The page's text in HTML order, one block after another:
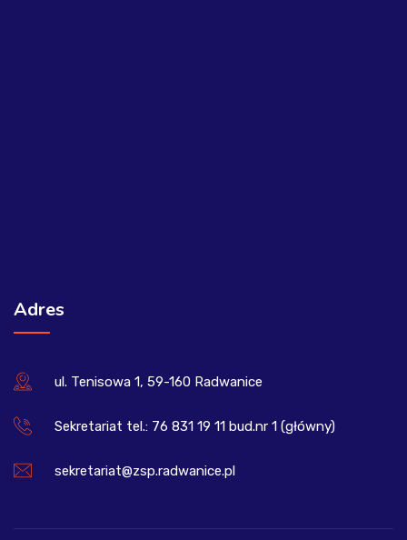
Adres
ul. Tenisowa 1, 59-160 Radwanice
Sekretariat tel.: 76 831 19 11 bud.nr 1 (główny)
sekretariat@zsp.radwanice.pl